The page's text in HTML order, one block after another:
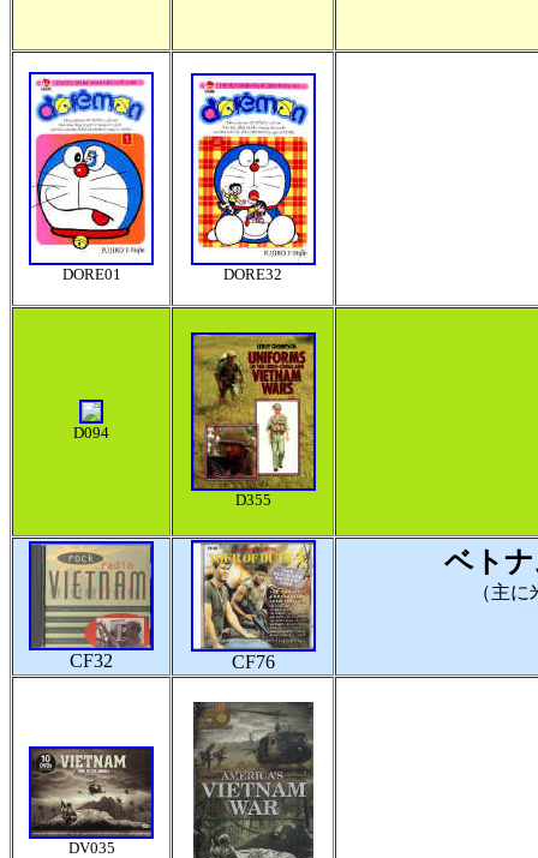
DORE01 DORE32
D094
D355
CF32 CF76
ベト
（主
DV035